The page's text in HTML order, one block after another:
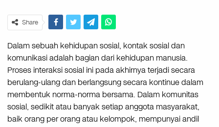
Share
Dalam sebuah kehidupan sosial, kontak sosial dan
komunikasi adalah bagian dari kehidupan manusia.
Proses interaksi sosial ini pada akhirnya terjadi secara
berulang-ulang dan berlangsung secara kontinue dalam
membentuk norma-norma bersama. Dalam komunitas
sosial, sedikit atau banyak setiap anggota masyarakat,
baik orang per orang atau kelompok, mempunyai andil